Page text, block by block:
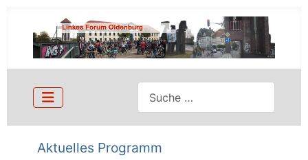
Suchen
Aktuelles Programm